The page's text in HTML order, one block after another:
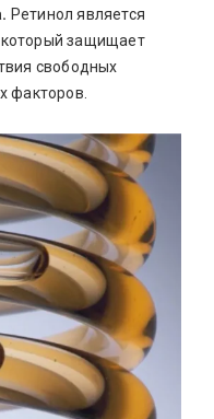
Ретинол является
защищает
свободных
факторов.